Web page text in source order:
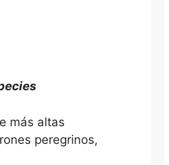
más altas
peregrinos,